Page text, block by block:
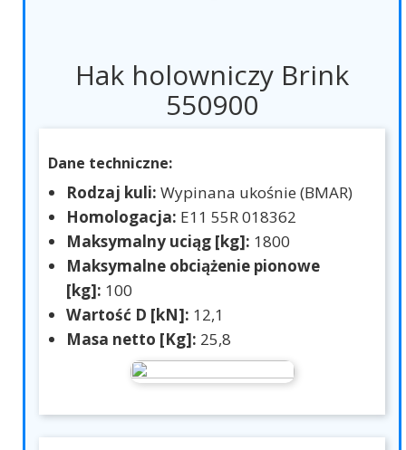
Hak holowniczy Brink
550900
Dane techniczne:
Rodzaj kuli: Wypinana ukośnie (BMAR)
Homologacja: E11 55R 018362
Maksymalny uciąg [kg]: 1800
Maksymalne obciążenie pionowe
[kg]: 100
Wartość D [kN]: 12,1
Masa netto [Kg]: 25,8